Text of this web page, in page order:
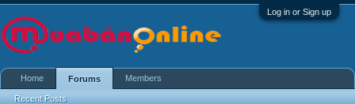
Log in or Sign up
Home Forums
Recent Posts
Members